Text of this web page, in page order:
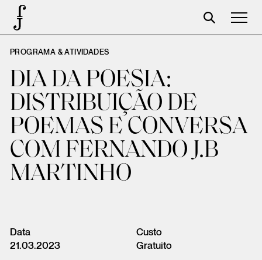
José Saramago
Programação
A Fundação
Parceiros
Centenário
Loja
Login
PROGRAMA & ATIVIDADES
DIA DA POESIA:
DISTRIBUIÇÃO DE
POEMAS E CONVERSA
COM FERNANDO J.B
MARTINHO
Data
21.03.2023
Custo
Gratuito